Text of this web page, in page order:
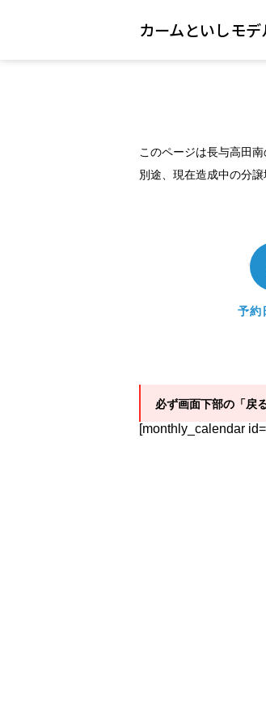
カームといしモ
このページは長与高田
別途、現在造成中の分
予約
必ず画面下部の「戻
[monthly_calendar